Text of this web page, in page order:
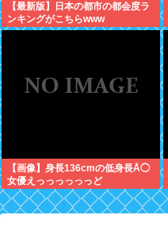
【最新版】日本の都市の都会度ラ
ンキングがこちらwww
【画像】身長136cmの低身長Å◯
女優えっっっっっっど